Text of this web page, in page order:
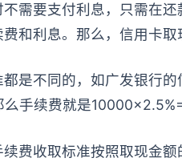
需要支付利息，只需在
和利息。那么，信用卡取
是不同的，如广发银行
手续费就是
费收取标准按照取现金